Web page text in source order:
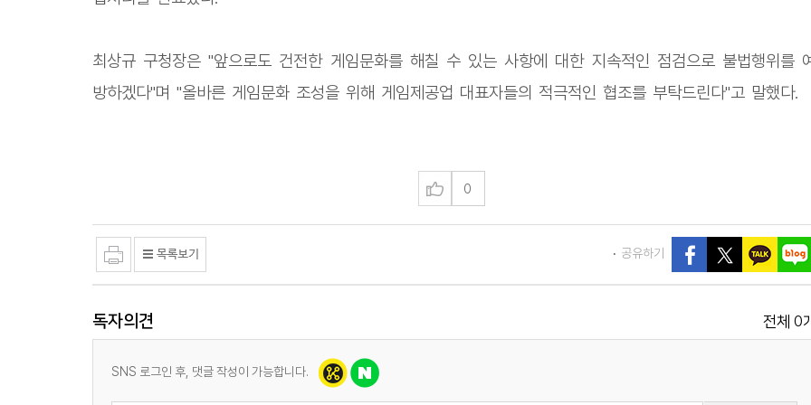
최상규 구청장은 "앞으로도 건전한 게임문화를 해칠 수 있는 사항에 대한 지속적인 점검으로 불법행위를
방하겠다"며 "올바른 게임문화 조성을 위해 게임제공업 대표자들의 적극적인 협조를 부탁드린다"고 말했다.
0
공유하기
독자의견 전체 0
SNS 로그인 후, 댓글 작성이 가능합니다.